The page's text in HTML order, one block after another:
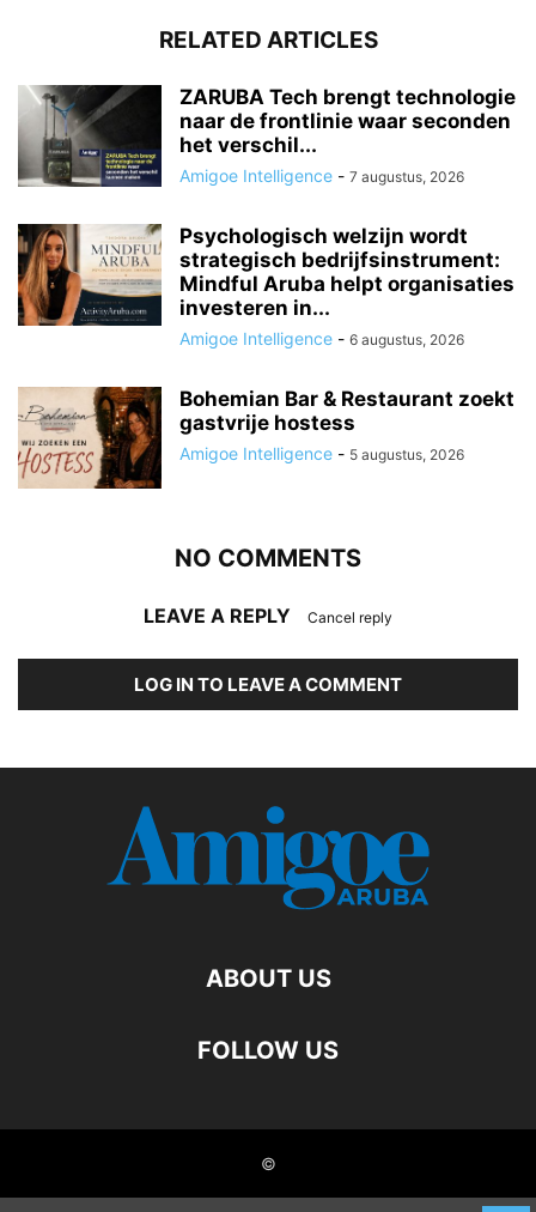
RELATED ARTICLES
ZARUBA Tech brengt technologie
naar de frontlinie waar seconden
het verschil...
Amigoe Intelligence - 7 augustus, 2026
Psychologisch welzijn wordt
strategisch bedrijfsinstrument:
Mindful Aruba helpt organisaties
investeren in...
Amigoe Intelligence - 6 augustus, 2026
Bohemian Bar & Restaurant zoekt
gastvrije hostess
Amigoe Intelligence - 5 augustus, 2026
NO COMMENTS
LEAVE A REPLY Cancel reply
LOG IN TO LEAVE A COMMENT
ABOUT US
FOLLOW US
©